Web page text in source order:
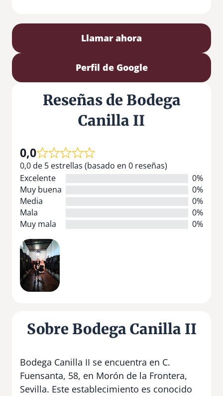
Llamar ahora
Perfil de Google
Reseñas de Bodega
Canilla II
0,0
0,0 de 5 estrellas (basado en 0 reseñas)
Excelente
0%
Muy buena
0%
Media
0%
Mala
0%
Muy mala
0%
Sobre Bodega Canilla II
Bodega Canilla II se encuentra en C.
Fuensanta, 58, en Morón de la Frontera,
Sevilla. Este establecimiento es conocido